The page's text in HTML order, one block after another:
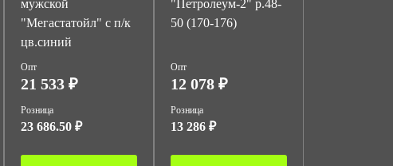
мужской
"Мегастатойл" с п/к
цв.синий
Опт
21 533 ₽
Розница
23 686.50 ₽
"Петролеум-2" р.48-
50 (170-176)
Опт
12 078 ₽
Розница
13 286 ₽